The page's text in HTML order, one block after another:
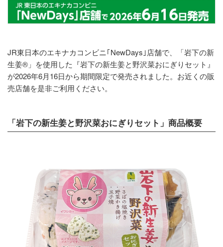
JR東日本のエキナカコンビニ｢NewDays｣店舗で、「岩下の新
生姜®」を使用した『岩下の新生姜と野沢菜おにぎりセット』
が2026年6月16日から期間限定で発売されました。お近くの販
売店舗を是非ご利用ください。
「岩下の新生姜と野沢菜おにぎりセット」商品概要